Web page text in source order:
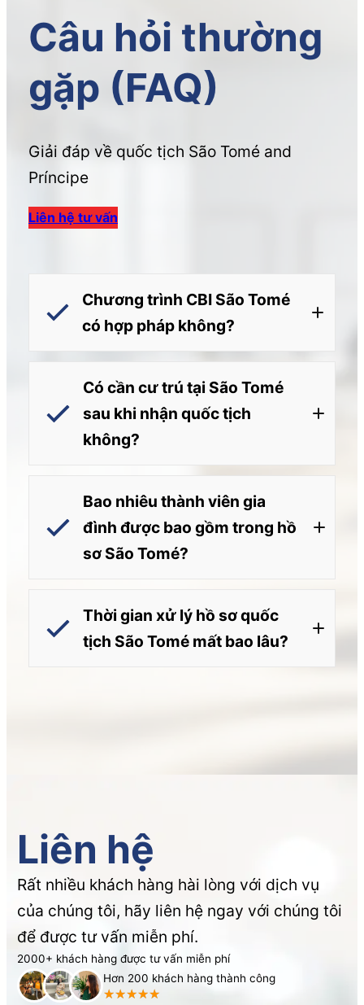
Câu hỏi thường
gặp (FAQ)
Giải đáp về quốc tịch São Tomé and
Príncipe
Liên hệ tư vấn
Chương trình CBI São Tomé
có hợp pháp không?
Decree-Law No. 07/2025
Có cần cư trú tại São Tomé
sau khi nhận quốc tịch
không?
Bao nhiêu thành viên gia
đình được bao gồm trong hồ
sơ São Tomé?
Thời gian xử lý hồ sơ quốc
tịch São Tomé mất bao lâu?
Liên hệ
Rất nhiều khách hàng hài lòng với dịch vụ
của chúng tôi, hãy liên hệ ngay với chúng tôi
để được tư vấn miễn phí.
2000+ khách hàng được tư vấn miễn phí
Hơn 200 khách hàng thành công